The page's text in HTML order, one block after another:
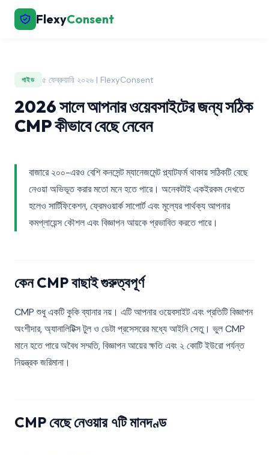
FlexyConsent
গাইড ৫ ফেব্রুয়ারি ২০২৬ | FlexyConsent
2026 সালে আপনার ওয়েবসাইটের জন্য সঠিক
CMP কীভাবে বেছে নেবেন
বাজারে ২০০-এরও বেশি কনসেন্ট ম্যানেজমেন্ট প্ল্যাটফর্ম থাকায় সঠিকটি বেছে
নেওয়া অভিভূত করার মতো মনে হতে পারে। অনেকটাই একইরকম দেখতে
হলেও সার্টিফিকেশন, ফ্রেমওয়ার্ক সাপোর্ট এবং মূল্যের পার্থক্য আপনার
কমপ্লায়েন্স কৌশল এবং বিজ্ঞাপন আয়কে প্রভাবিত করতে পারে।
কেন CMP বাছাই গুরুত্বপূর্ণ
CMP শুধু একটি কুকি ব্যানার নয়। এটি আপনার ওয়েবসাইট এবং প্রতিটি বিজ্ঞাপন
অংশীদার, অ্যানালিটিক্স টুল ও ডেটা প্রসেসরের মধ্যে আইনি সেতু। ভুল CMP
মানে হতে পারে অবৈধ সম্মতি, বিজ্ঞাপন আয়ের ক্ষতি এবং ২ কোটি ইউরো পর্যন্ত
নিয়ন্ত্রক জরিমানা।
CMP বেছে নেওয়ার ৭টি মানদণ্ড